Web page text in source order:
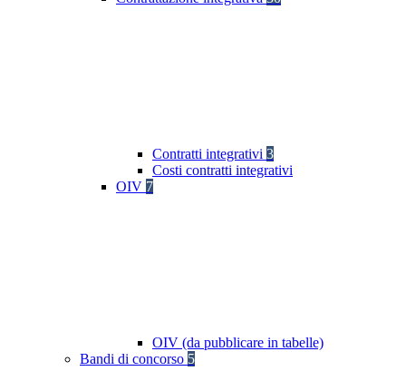
Contratti integrativi 3
Costi contratti integrativi
OIV 7
OIV (da pubblicare in tabelle)
Bandi di concorso 5